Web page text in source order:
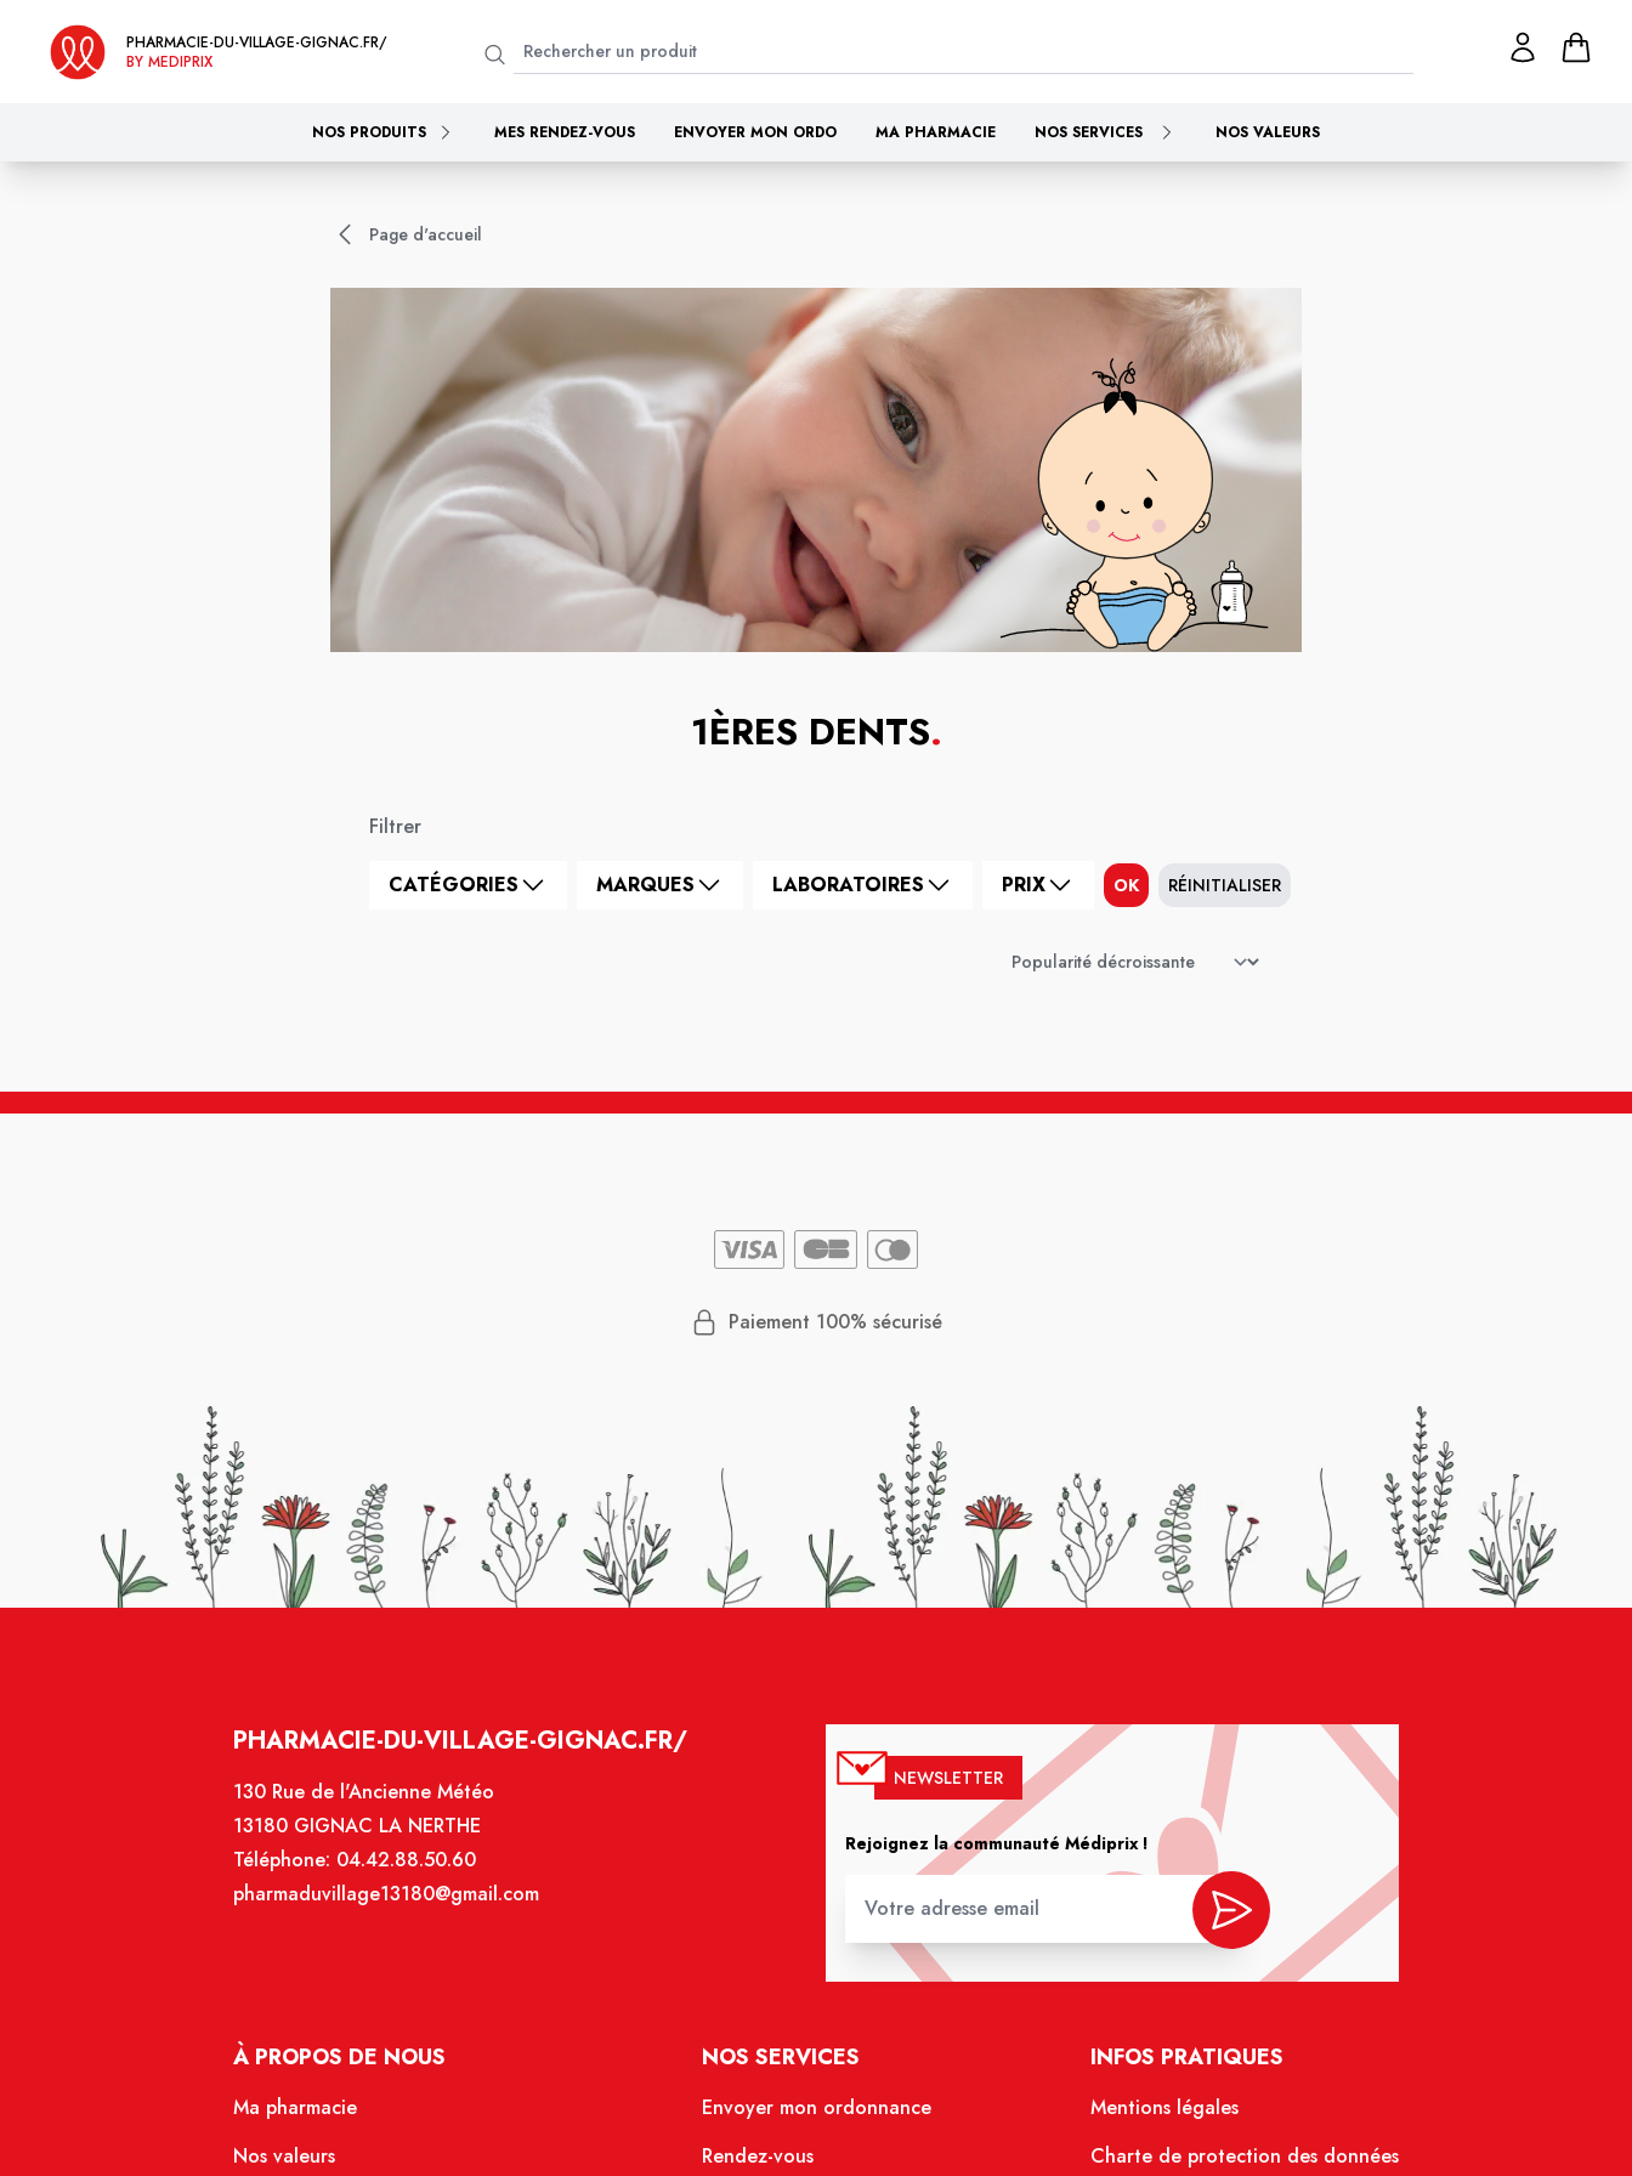
PHARMACIE-DU-VILLAGE-GIGNAC.FR/
BY MEDIPRIX
NOS PRODUITS MES RENDEZ-VOUS ENVOYER MON ORDO MA PHARMACIE NOS SERVICES NOS VALEURS
Page d'accueil
1ÈRES DENTS.
Filtrer
CATÉGORIES MARQUES LABORATOIRES PRIX OK RÉINITIALISER
Paiement 100% sécurisé
PHARMACIE-DU-VILLAGE-GIGNAC.FR/
130 Rue de l'Ancienne Météo
13180 GIGNAC LA NERTHE
Téléphone: 04.42.88.50.60
pharmaduvillage13180@gmail.com
NEWSLETTER
Rejoignez la communauté Médiprix !
À PROPOS DE NOUS
Ma pharmacie
Nos valeurs
NOS SERVICES
Envoyer mon ordonnance
Rendez-vous
INFOS PRATIQUES
Mentions légales
Charte de protection des données